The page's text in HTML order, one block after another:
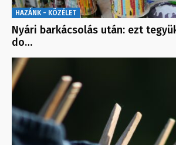
HAZÁNK - KÖZÉLET
Nyári barkácsolás után: ezt
do…